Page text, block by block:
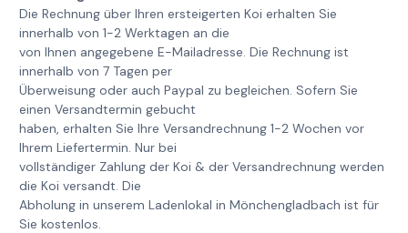
Die Rechnung über Ihren ersteigerten Koi erhalten Sie
innerhalb von 1-2 Werktagen an die
von Ihnen angegebene E-Mailadresse. Die Rechnung ist
innerhalb von 7 Tagen per
Überweisung oder auch Paypal zu begleichen. Sofern Sie
einen Versandtermin gebucht
haben, erhalten Sie Ihre Versandrechnung 1-2 Wochen vor
Ihrem Liefertermin. Nur bei
vollständiger Zahlung der Koi & der Versandrechnung werden
die Koi versandt. Die
Abholung in unserem Ladenlokal in Mönchengladbach ist für
Sie kostenlos.